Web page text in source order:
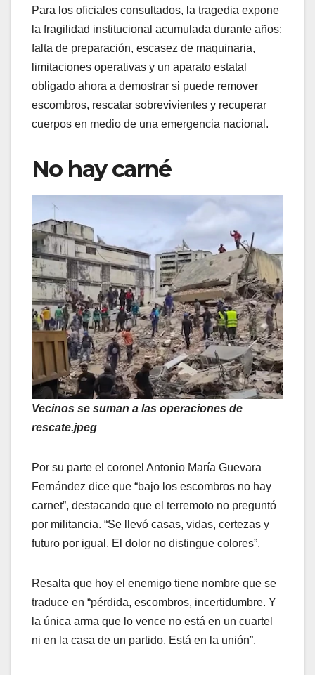
Para los oficiales consultados, la tragedia expone
la fragilidad institucional acumulada durante años:
falta de preparación, escasez de maquinaria,
limitaciones operativas y un aparato estatal
obligado ahora a demostrar si puede remover
escombros, rescatar sobrevivientes y recuperar
cuerpos en medio de una emergencia nacional.
No hay carné
Vecinos se suman a las operaciones de
rescate.jpeg
Por su parte el coronel Antonio María Guevara
Fernández dice que “bajo los escombros no hay
carnet”, destacando que el terremoto no preguntó
por militancia. “Se llevó casas, vidas, certezas y
futuro por igual. El dolor no distingue colores”.
Resalta que hoy el enemigo tiene nombre que se
traduce en “pérdida, escombros, incertidumbre. Y
la única arma que lo vence no está en un cuartel
ni en la casa de un partido. Está en la unión”.